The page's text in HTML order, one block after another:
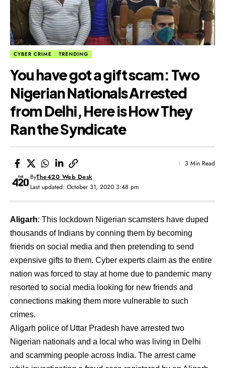
CYBER CRIME TRENDING
You have got a gift scam: Two
Nigerian Nationals Arrested
from Delhi, Here is How They
Ran the Syndicate
Last updated: October 31, 2020 3:48 pm
ByThe420 Web Desk
3 Min Read
Aligarh: This lockdown Nigerian scamsters have duped
thousands of Indians by conning them by becoming
friends on social media and then pretending to send
expensive gifts to them. Cyber experts claim as the entire
nation was forced to stay at home due to pandemic many
resorted to social media looking for new friends and
connections making them more vulnerable to such
crimes.
Aligarh police of Uttar Pradesh have arrested two
Nigerian nationals and a local who was living in Delhi
and scamming people across India. The arrest came